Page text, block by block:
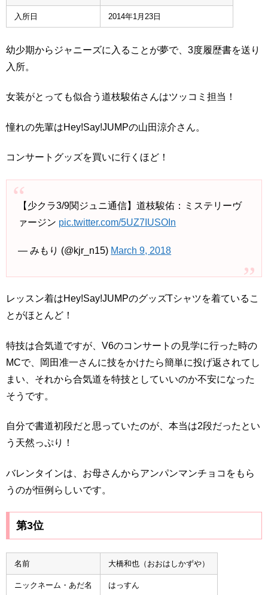
入所日 2014年1月23日
幼少期からジャニーズに入ることが夢で、3度履歴書を送り
入所。
女装がとっても似合う道枝駿佑さんはツッコミ担当！
憧れの先輩はHey!Say!JUMPの山田涼介さん。
コンサートグッズを買いに行くほど！
【少クラ3/9関ジュニ通信】道枝駿佑：ミステリーヴ
ァージン pic.twitter.com/5UZ7IUSOIn
— みもり (@kjr_n15) March 9, 2018
レッスン着はHey!Say!JUMPのグッズTシャツを着ているこ
とがほとんど！
特技は合気道ですが、V6のコンサートの見学に行った時の
MCで、岡田准一さんに技をかけたら簡単に投げ返されてし
まい、それから合気道を特技としていいのか不安になった
そうです。
自分で書道初段だと思っていたのが、本当は2段だったとい
う天然っぷり！
バレンタインは、お母さんからアンパンマンチョコをもら
うのが恒例らしいです。
第3位
名前 大橋和也（おおはしかずや）
ニックネーム・あだ名 はっすん